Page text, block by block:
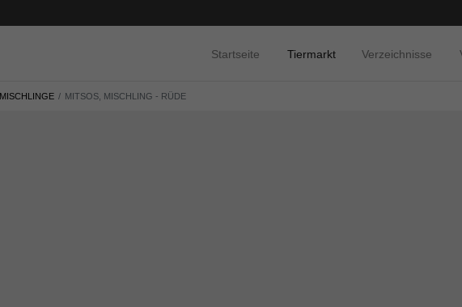
Startseite Tiermarkt Verzeichnisse
MISCHLINGE MITSOS, MISCHLING - RÜDE